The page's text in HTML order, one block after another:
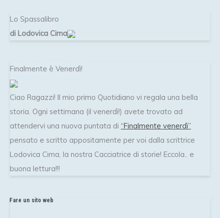
Lo Spassalibro
di Lodovica Cima
Finalmente è Venerdì!
Ciao Ragazzi! Il mio primo Quotidiano vi regala una bella
storia. Ogni settimana (il venerdì!) avete trovato ad
attendervi una nuova puntata di “Finalmente venerdì”
pensato e scritto appositamente per voi dalla scrittrice
Lodovica Cima, la nostra Cacciatrice di storie! Eccola.. e
buona lettura!!!
Fare un sito web